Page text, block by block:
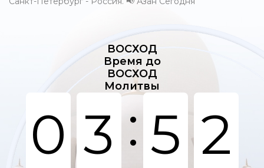
ВОСХОД
Время до
ВОСХОД
Молитвы
0 3 : 5 2